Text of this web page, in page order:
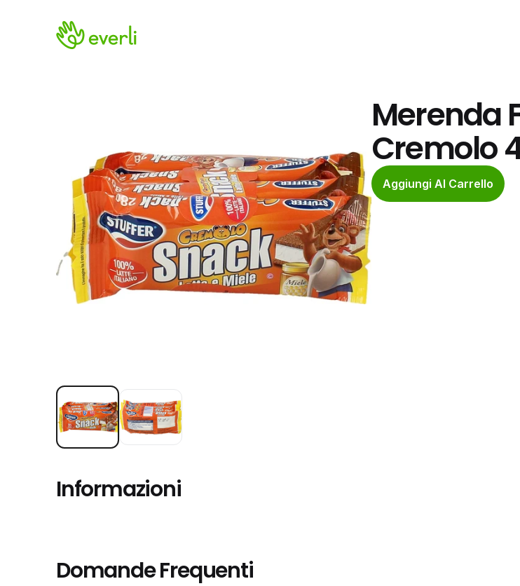
Merenda
Cremolo
Aggiungi Al Carrello
Informazioni
Domande Frequenti